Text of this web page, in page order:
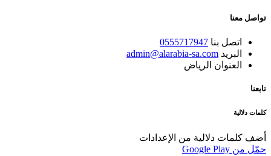
تواصل معنا
اتصل بنا 0555717947
البريد admin@alarabia-sa.com
العنوان الرياض
تابعنا
كلمات دلالية
أضف كلمات دلالية من الإعدادات
حمّل من Google Play